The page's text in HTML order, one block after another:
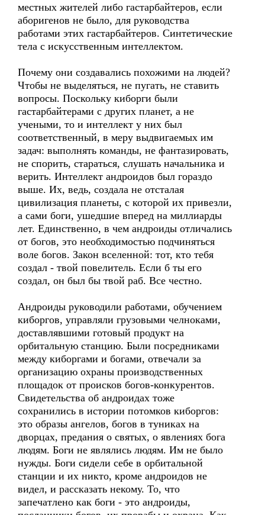
местных жителей либо гастарбайтеров, если
аборигенов не было, для руководства
работами этих гастарбайтеров. Синтетические
тела с искусственным интеллектом.
Почему они создавались похожими на людей?
Чтобы не выделяться, не пугать, не ставить
вопросы. Поскольку киборги были
гастарбайтерами с других планет, а не
учеными, то и интеллект у них был
соответственный, в меру выдвигаемых им
задач: выполнять команды, не фантазировать,
не спорить, стараться, слушать начальника и
верить. Интеллект андроидов был гораздо
выше. Их, ведь, создала не отсталая
цивилизация планеты, с которой их привезли,
а сами боги, ушедшие вперед на миллиарды
лет. Единственно, в чем андроиды отличались
от богов, это необходимостью подчиняться
воле богов. Закон вселенной: тот, кто тебя
создал - твой повелитель. Если б ты его
создал, он был бы твой раб. Все честно.
Андроиды руководили работами, обучением
киборгов, управляли грузовыми челноками,
доставлявшими готовый продукт на
орбитальную станцию. Были посредниками
между киборгами и богами, отвечали за
организацию охраны производственных
площадок от происков богов-конкурентов.
Свидетельства об андроидах тоже
сохранились в истории потомков киборгов:
это образы ангелов, богов в туниках на
дворцах, предания о святых, о явлениях бога
людям. Боги не являлись людям. Им не было
нужды. Боги сидели себе в орбитальной
станции и их никто, кроме андроидов не
видел, и рассказать некому. То, что
запечатлено как боги - это андроиды,